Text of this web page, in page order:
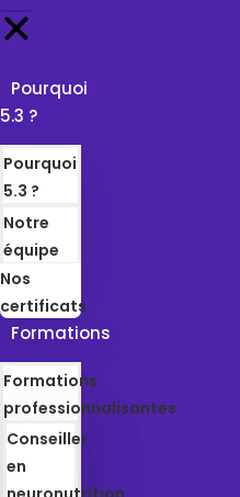
Pourquoi
5.3 ?
Pourquoi
5.3 ?
Notre
équipe
Nos
certificats
Formations
Formations
professionnalisantes
Conseiller
en